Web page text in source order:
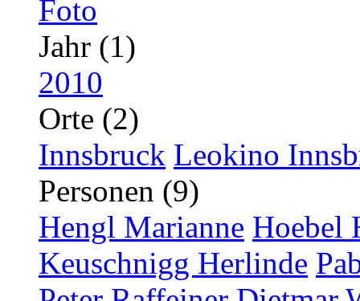
Foto
Jahr (1)
2010
Orte (2)
Innsbruck Leokino
Personen (9)
Hengl Marianne Hoebel
Keuschnigg Herlinde